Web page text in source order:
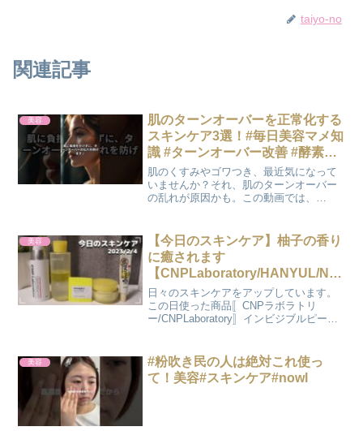
taiyo-no
関連記事
美容
肌のターンオーバーを正常化する
スキンケア3選！#毎日美容マメ知
識 #ターンオーバー改善 #酵素洗
顔 #ビタミンC美容液 #美肌習慣 #
スキンケアルーティン #透明感ア
ップ #肌質改善 #美容
肌のくすみやゴワつき、最近気になって
いませんか？それ、肌のターンオーバー
の乱れが原因かも。この動画では、
います！優しいクレンジング、酵素洗
顔、そしてビタミンC美容...
美容
【今日のスキンケア】柚子の香り
に癒されます
【CNPLaboratory/HANYUL/NA
TUREREPUBLIC/なめらか本
舗】
日々のスキンケアをアップしています。
この日使った商品〚CNPラボラトリ
ー/CNPLaboratory〛インビジブルピーリ
Cスリーピングマスク〚ネイチャーリパブ
リック/...
美容
#粉吹き民の人は絶対これ使っ
て！美容#スキンケア#nowl